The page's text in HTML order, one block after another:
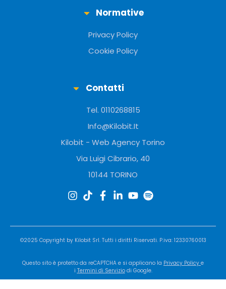
Normative
Privacy Policy
Cookie Policy
Contatti
Tel. 0110268815
Info@Kilobit.It
Kilobit - Web Agency Torino
Via Luigi Cibrario, 40
10144 TORINO
©2025 Copyright by KilobitSrl. Tutti i diritti Riservati. P.iva: 12330760013
Questo sito è protetto da reCAPTCHA e si applicano la Privacy Policy e
i Termini di Serviziodi Google.